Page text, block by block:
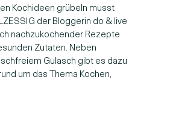
Kochideen grübeln musst
der Bloggerin do & live
nachzukochender Rezepte
Zutaten. Neben
Gulasch gibt es dazu
um das Thema Kochen,